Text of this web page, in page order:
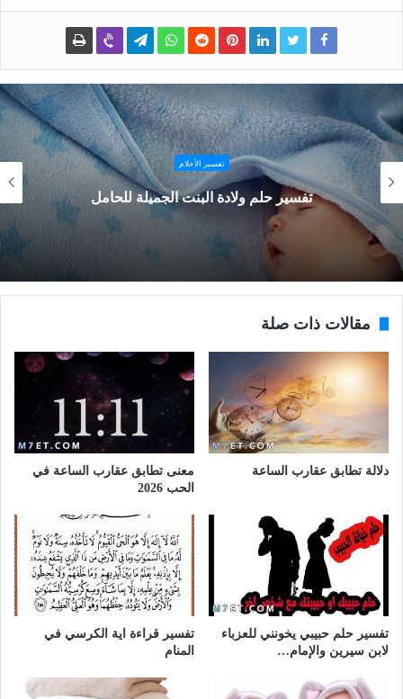
تفسير الأحلام
تفسير حلم ولادة البنت الجميلة للحامل
مقالات ذات صلة
دلالة تطابق عقارب الساعة
معنى تطابق عقارب الساعة في
الحب 2026
تفسير حلم حبيبي يخونني للعزباء
لابن سيرين والإمام…
تفسير قراءة اية الكرسي في
المنام